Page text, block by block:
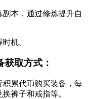
本，通过修炼提升自
机。
取方式：
积累代币购买装备，每
裤子和戒指等。